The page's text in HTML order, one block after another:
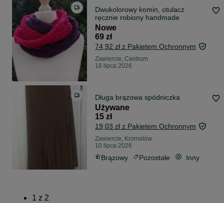
Dwukolorowy komin, otulacz
ręcznie robiony handmade
Nowe
69 zł
74,92 zł z Pakietem Ochronnym
Zawiercie, Centrum
16 lipca 2026
Długa brązowa spódniczka
Używane
15 zł
19,03 zł z Pakietem Ochronnym
Zawiercie, Kromołów
10 lipca 2026
Brązowy Pozostałe Inny
1 z 2